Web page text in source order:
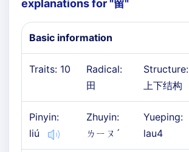
explanations for "留"
Basic information
Traits: 10
Radical:
田
Structure:
上下结构
Pinyin:
liú
Zhuyin:
ㄌㄧㄡˊ
Yueping:
lau4